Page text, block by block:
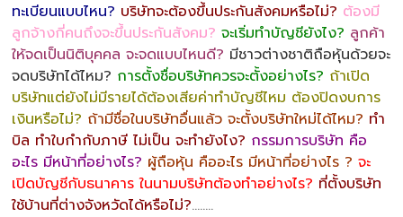
ทะเบียนแบบไหน? บริษัทจะต้องขึ้นประกันสังคมหรือไม่? ต้องมี
ลูกจ้างกี่คนถึงจะขึ้นประกันสังคม? จะเริ่มทำบัญชียังไง? ลูกค้า
ให้จดเป็นนิติบุคคล จะจดแบบไหนดี? มีชาวต่างชาติถือหุ้นด้วยจะ
จดบริษัทได้ไหม? การตั้งชื่อบริษัทควรจะตั้งอย่างไร? ถ้าเปิด
บริษัทแต่ยังไม่มีรายได้ต้องเสียค่าทำบัญชีไหม ต้องปิดงบการ
เงินหรือไม่? ถ้ามีชื่อในบริษัทอื่นแล้ว จะตั้งบริษัทใหม่ได้ไหม? ทำ
บิล ทำใบกำกับภาษี ไม่เป็น จะทำยังไง? กรรมการบริษัท คือ
อะไร มีหน้าที่อย่างไร? ผู้ถือหุ้น คืออะไร มีหน้าที่อย่างไร ? จะ
เปิดบัญชีกับธนาคาร ในนามบริษัทต้องทำอย่างไร? ที่ตั้งบริษัท
ใช้บ้านที่ต่างจังหวัดได้หรือไม่?……..